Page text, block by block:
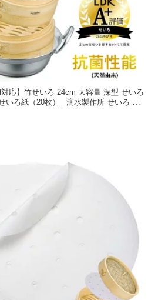
応】竹せいろ 24cm 大容量 深型 せいろ
いろ紙（20枚）_ 滴水製作所 せいろ 蒸
鍋 ギフト 贈り物 調整輪付 蒸し器 本格
典 30%OFFクーポン